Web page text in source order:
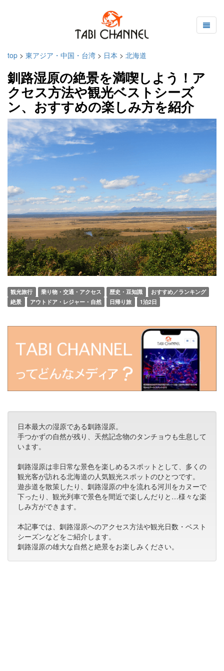
top > 東アジア・中国・台湾 > 日本 > 北海道
釧路湿原の絶景を満喫しよう！ア
クセス方法や観光ベストシーズ
ン、おすすめの楽しみ方を紹介
観光旅行 乗り物・交通・アクセス 歴史・豆知識
おすすめ／ランキング
絶景
アウトドア・レジャー・自然 日帰り旅 1泊2日
日本最大の湿原である釧路湿原。
手つかずの自然が残り、天然記念物のタンチョウも生息して
います。
釧路湿原は非日常な景色を楽しめるスポットとして、多くの
観光客が訪れる北海道の人気観光スポットのひとつです。
遊歩道を散策したり、釧路湿原の中を流れる河川をカヌーで
下ったり、観光列車で景色を間近で楽しんだりと…様々な楽
しみ方ができます。
本記事では、釧路湿原へのアクセス方法や観光日数・ベスト
シーズンなどをご紹介します。
釧路湿原の雄大な自然と絶景をお楽しみください。